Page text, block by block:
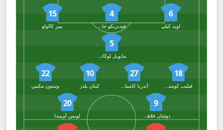
6
لويد كيلي
4
فيديريكو جاتي
15
بيير كالولو
5
مانويل لوكاتيلي
18
فيليب كوستيتش
27
أندريا كامبياسو
10
كينان يلدز
22
وستون مكيني
9
دوشان فلاهوفيتش
20
لويس أوبيندا